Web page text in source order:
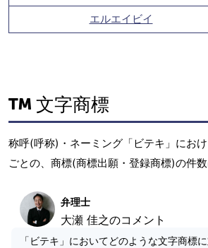
エルエイビイ
文字商標
称呼(呼称)・ネーミング「ビテキ」にお
ごとの、商標(商標出願・登録商標)の件数
弁理士
大瀬 佳之のコメント
「ビテキ」においてどのような文字商標